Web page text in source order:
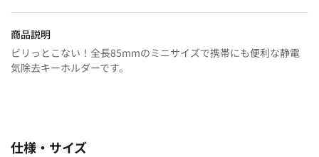
商品説明
ビリっとこない！全長85mmのミニサイズで携帯にも便利な静電
気除去キーホルダーです。
仕様・サイズ